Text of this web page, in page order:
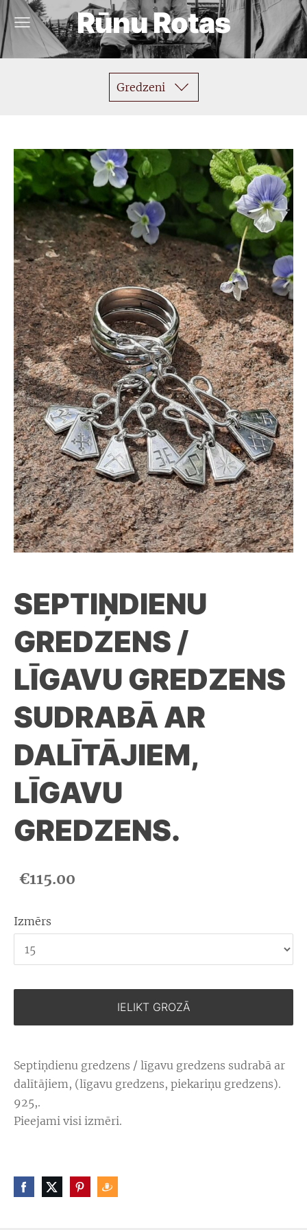
Rūnu Rotas
Gredzeni
SEPTIŅDIENU
GREDZENS /
LĪGAVU GREDZENS
SUDRABĀ AR
DALĪTĀJIEM,
LĪGAVU
GREDZENS.
€115.00
Izmērs
IELIKT GROZĀ
Septiņdienu gredzens / līgavu gredzens sudrabā ar
dalītājiem, (līgavu gredzens, piekariņu gredzens).
925,.
Pieejami visi izmēri.